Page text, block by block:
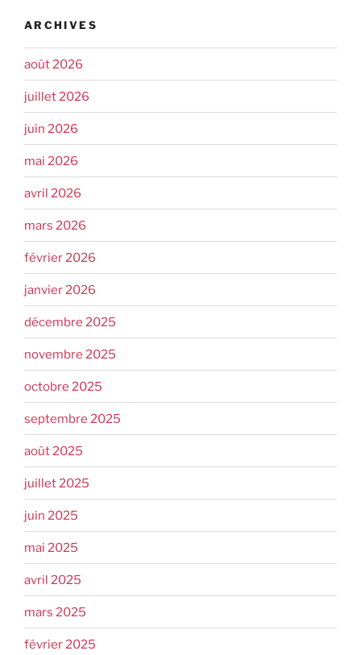
ARCHIVES
août 2026
juillet 2026
juin 2026
mai 2026
avril 2026
mars 2026
février 2026
janvier 2026
décembre 2025
novembre 2025
octobre 2025
septembre 2025
août 2025
juillet 2025
juin 2025
mai 2025
avril 2025
mars 2025
février 2025